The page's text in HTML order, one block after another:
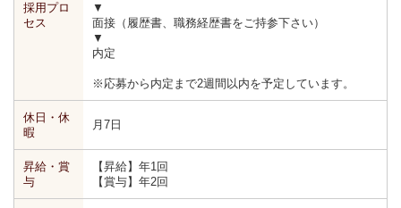
採用プロ
セス
▼
面接（履歴書、職務経歴書をご持参下さい）
▼
内定
※応募から内定まで2週間以内を予定しています。
休日・休
暇
月7日
昇給・賞
与
【昇給】年1回
【賞与】年2回